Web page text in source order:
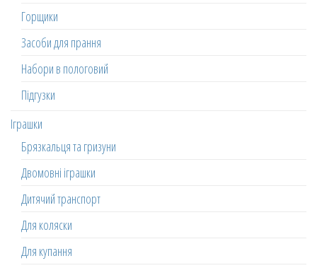
Горщики
Засоби для прання
Набори в пологовий
Підгузки
Іграшки
Брязкальця та гризуни
Двомовні іграшки
Дитячий транспорт
Для коляски
Для купання